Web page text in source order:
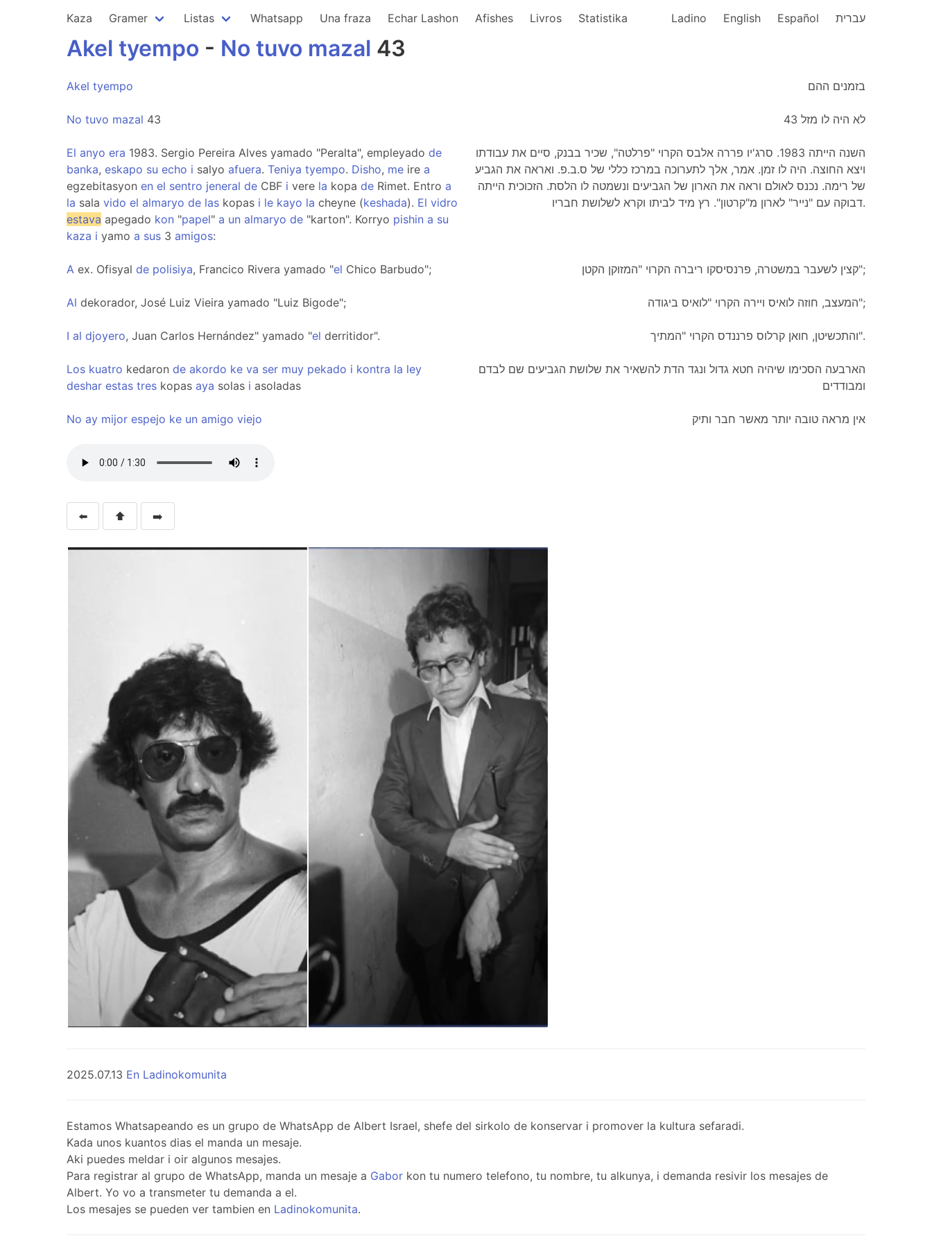
Kaza Gramer Listas Whatsapp Una fraza Echar Lashon Afishes Livros Statistika Ladino English Español עברית
Akel tyempo - No tuvo mazal 43
Akel tyempo בזמנים ההם
No tuvo mazal 43 לא היה לו מזל 43
El anyo era 1983. Sergio Pereira Alves yamado "Peralta", empleyado de
banka, eskapo su echo i salyo afuera. Teniya tyempo. Disho, me ire a
egzebitasyon en el sentro jeneral de CBF i vere la kopa de Rimet. Entro a
la sala vido el almaryo de las kopas i le kayo la cheyne (keshada). El vidro
estava apegado kon "papel" a un almaryo de "karton". Korryo pishin a su
kaza i yamo a sus 3 amigos:
השנה הייתה 1983. סרג'יו פררה אלבס הקרוי "פרלטה", שכיר בבנק, סיים את עבודתו
ויצא החוצה. היה לו זמן. אמר, אלך לתערוכה במרכז כללי של ס.ב.פ. ואראה את הגביע
של רימה. נכנס לאולם וראה את הארון של הגביעים ונשמטה לו הלסת. הזכוכית הייתה
דבוקה עם "נייר" לארון מ"קרטון". רץ מיד לביתו וקרא לשלושת חבריו.
A ex. Ofisyal de polisiya, Francico Rivera yamado "el Chico Barbudo"; קצין לשעבר במשטרה, פרנסיסקו ריברה הקרוי "המזוקן הקטן";
Al dekorador, José Luiz Vieira yamado "Luiz Bigode"; המעצב, חוזה לואיס ויירה הקרוי "לואיס ביגודה";
I al djoyero, Juan Carlos Hernández" yamado "el derritidor". והתכשיטן, חואן קרלוס פרננדס הקרוי "המתיך".
Los kuatro kedaron de akordo ke va ser muy pekado i kontra la ley
deshar estas tres kopas aya solas i asoladas
הארבעה הסכימו שיהיה חטא גדול ונגד הדת להשאיר את שלושת הגביעים שם לבדם
ומבודדים
No ay mijor espejo ke un amigo viejo אין מראה טובה יותר מאשר חבר ותיק
⬅️ ⬆️ ➡️
2025.07.13 En Ladinokomunita
Estamos Whatsapeando es un grupo de WhatsApp de Albert Israel, shefe del sirkolo de konservar i promover la kultura sefaradi.
Kada unos kuantos dias el manda un mesaje.
Aki puedes meldar i oir algunos mesajes.
Para registrar al grupo de WhatsApp, manda un mesaje a Gabor kon tu numero telefono, tu nombre, tu alkunya, i demanda resivir los mesajes de
Albert. Yo vo a transmeter tu demanda a el.
Los mesajes se pueden ver tambien en Ladinokomunita.